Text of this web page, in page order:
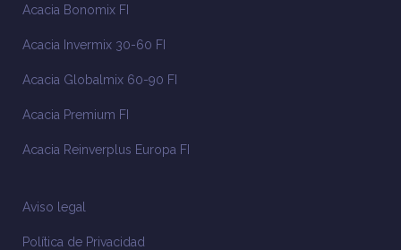
Acacia Bonomix FI
Acacia Invermix 30-60 FI
Acacia Globalmix 60-90 FI
Acacia Premium FI
Acacia Reinverplus Europa FI
Aviso legal
Política de Privacidad